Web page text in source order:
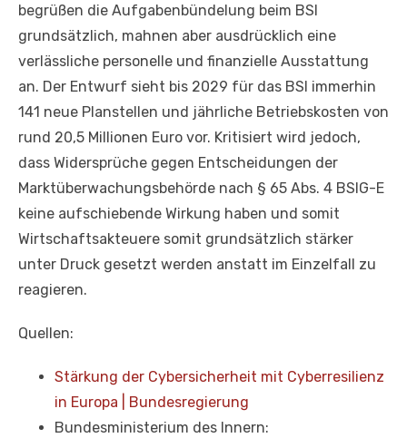
begrüßen die Aufgabenbündelung beim BSI
grundsätzlich, mahnen aber ausdrücklich eine
verlässliche personelle und finanzielle Ausstattung
an. Der Entwurf sieht bis 2029 für das BSI immerhin
141 neue Planstellen und jährliche Betriebskosten von
rund 20,5 Millionen Euro vor. Kritisiert wird jedoch,
dass Widersprüche gegen Entscheidungen der
Marktüberwachungsbehörde nach § 65 Abs. 4 BSIG-E
keine aufschiebende Wirkung haben und somit
Wirtschaftsakteuere somit grundsätzlich stärker
unter Druck gesetzt werden anstatt im Einzelfall zu
reagieren.
Quellen:
Stärkung der Cybersicherheit mit Cyberresilienz
in Europa | Bundesregierung
Bundesministerium des Innern: